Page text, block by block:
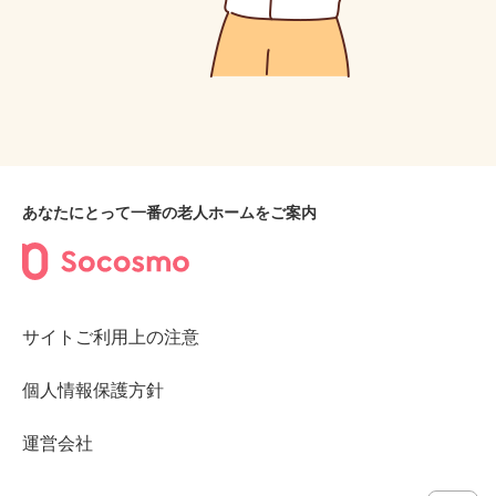
あなたにとって一番の老人ホームをご案内
サイトご利用上の注意
個人情報保護方針
運営会社